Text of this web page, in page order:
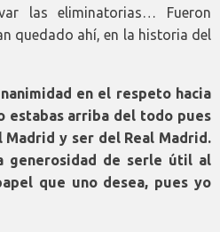
las eliminatorias… Fueron
quedado ahí, en la historia del
en el respeto hacia
estabas arriba del todo pues
y ser del Real Madrid.
generosidad de serle útil al
que uno desea, pues yo